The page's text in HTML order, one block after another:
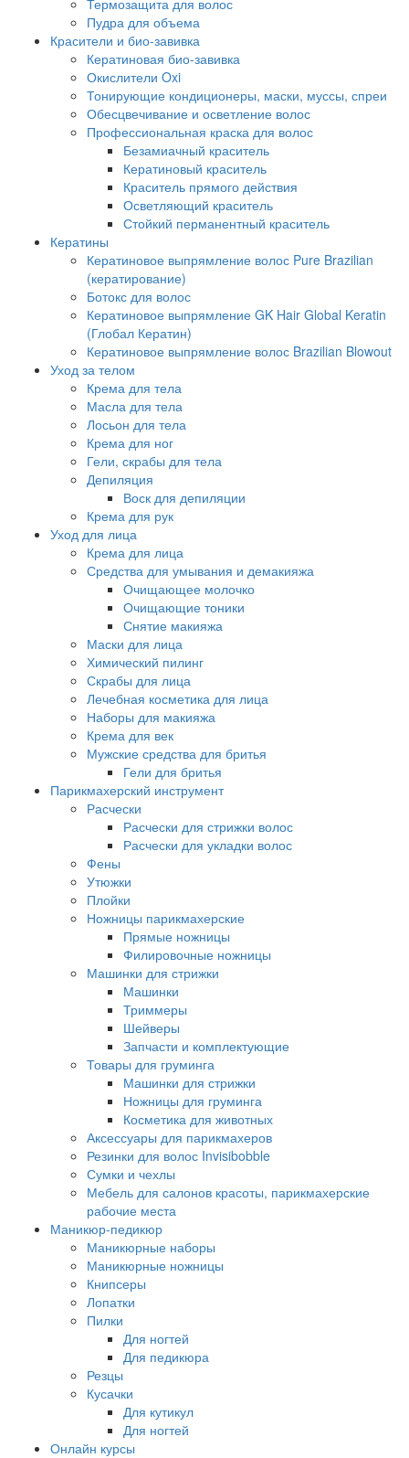
Пудра для объема
Красители и био-завивка
Кератиновая био-завивка
Окислители Oxi
Тонирующие кондиционеры, маски, муссы, спреи
Обесцвечивание и осветление волос
Профессиональная краска для волос
Безамиачный краситель
Кератиновый краситель
Краситель прямого действия
Осветляющий краситель
Стойкий перманентный краситель
Кератины
Кератиновое выпрямление волос Pure Brazilian
(кератирование)
Ботокс для волос
Кератиновое выпрямление GK Hair Global Keratin
(Глобал Кератин)
Кератиновое выпрямление волос Brazilian Blowout
Уход за телом
Крема для тела
Масла для тела
Лосьон для тела
Крема для ног
Гели, скрабы для тела
Депиляция
Воск для депиляции
Крема для рук
Уход для лица
Крема для лица
Средства для умывания и демакияжа
Очищающее молочко
Очищающие тоники
Снятие макияжа
Маски для лица
Химический пилинг
Скрабы для лица
Лечебная косметика для лица
Наборы для макияжа
Крема для век
Мужские средства для бритья
Гели для бритья
Парикмахерский инструмент
Расчески
Расчески для стрижки волос
Расчески для укладки волос
Фены
Утюжки
Плойки
Ножницы парикмахерские
Прямые ножницы
Филировочные ножницы
Машинки для стрижки
Машинки
Триммеры
Шейверы
Запчасти и комплектующие
Товары для груминга
Машинки для стрижки
Ножницы для груминга
Косметика для животных
Аксессуары для парикмахеров
Резинки для волос Invisibobble
Сумки и чехлы
Мебель для салонов красоты, парикмахерские
рабочие места
Маникюр-педикюр
Маникюрные наборы
Маникюрные ножницы
Книпсеры
Лопатки
Пилки
Для ногтей
Для педикюра
Резцы
Кусачки
Для кутикул
Для ногтей
Онлайн курсы